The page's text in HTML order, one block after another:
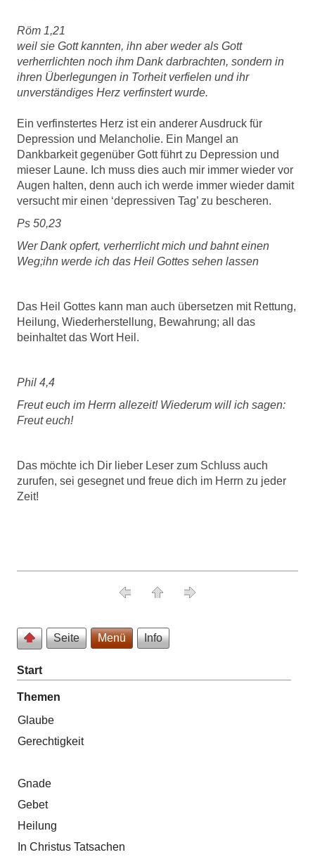
Röm 1,21
weil sie Gott kannten, ihn aber weder als Gott
verherrlichten noch ihm Dank darbrachten, sondern in
ihren Überlegungen in Torheit verfielen und ihr
unverständiges Herz verfinstert wurde.
Ein verfinstertes Herz ist ein anderer Ausdruck für
Depression und Melancholie. Ein Mangel an
Dankbarkeit gegenüber Gott führt zu Depression und
mieser Laune. Ich muss dies auch mir immer wieder vor
Augen halten, denn auch ich werde immer wieder damit
versucht mir einen ‘depressiven Tag’ zu bescheren.
Ps 50,23
Wer Dank opfert, verherrlicht mich und bahnt einen
Weg;ihn werde ich das Heil Gottes sehen lassen
Das Heil Gottes kann man auch übersetzen mit Rettung,
Heilung, Wiederherstellung, Bewahrung; all das
beinhaltet das Wort Heil.
Phil 4,4
Freut euch im Herrn allezeit! Wiederum will ich sagen:
Freut euch!
Das möchte ich Dir lieber Leser zum Schluss auch
zurufen, sei gesegnet und freue dich im Herrn zu jeder
Zeit!
Seite Menü Info
Start
Themen
Glaube
Gerechtigkeit
Gnade
Gebet
Heilung
In Christus Tatsachen